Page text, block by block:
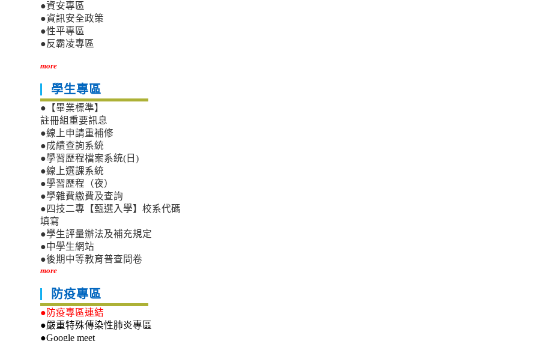
●資安專區
●資訊安全政策
●性平專區
●反霸凌專區
more
學生專區
●【畢業標準】
註冊組重要訊息
●線上申請重補修
●成績查詢系統
●學習歷程檔案系統(日)
●線上選課系統
●學習歷程（夜）
●學雜費繳費及查詢
●四技二專【甄選入學】校系代碼
填寫
●學生評量辦法及補充規定
●中學生網站
●後期中等教育普查問卷
more
防疫專區
●防疫專區連結
●嚴重特殊傳染性肺炎專區
●Google meet